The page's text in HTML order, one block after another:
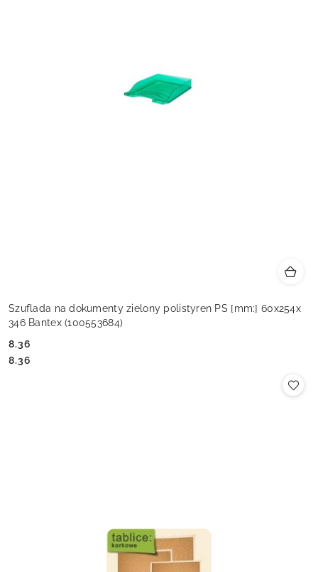
Szuflada na dokumenty zielony polistyren PS [mm:] 60x254x
346 Bantex (100553684)
Cena:
8.36
Cena:
8.36